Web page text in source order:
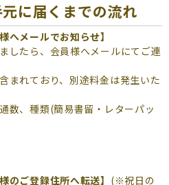
お問い合わせ
に届くまでの流れ
へメールでお知らせ】
したら、会員様へメールにてご連
まれており、別途料金は発生いた
数、種類(簡易書留・レターパッ
のご登録住所へ転送】 (※祝日の